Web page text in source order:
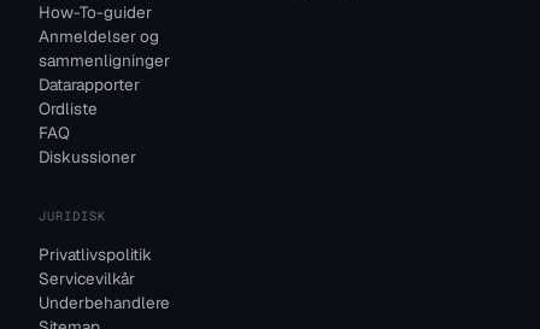
How-To-guider
Anmeldelser og
sammenligninger
Datarapporter
Ordliste
FAQ
Diskussioner
JURIDISK
Privatlivspolitik
Servicevilkår
Underbehandlere